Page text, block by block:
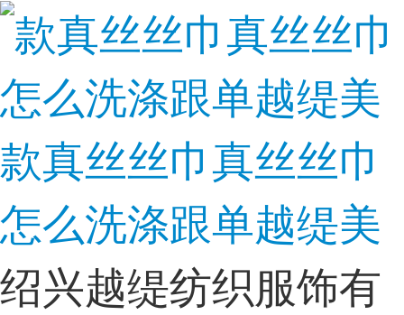
款真丝丝巾真丝丝巾
怎么洗涤跟单越缇美
绍兴越缇纺织服饰有